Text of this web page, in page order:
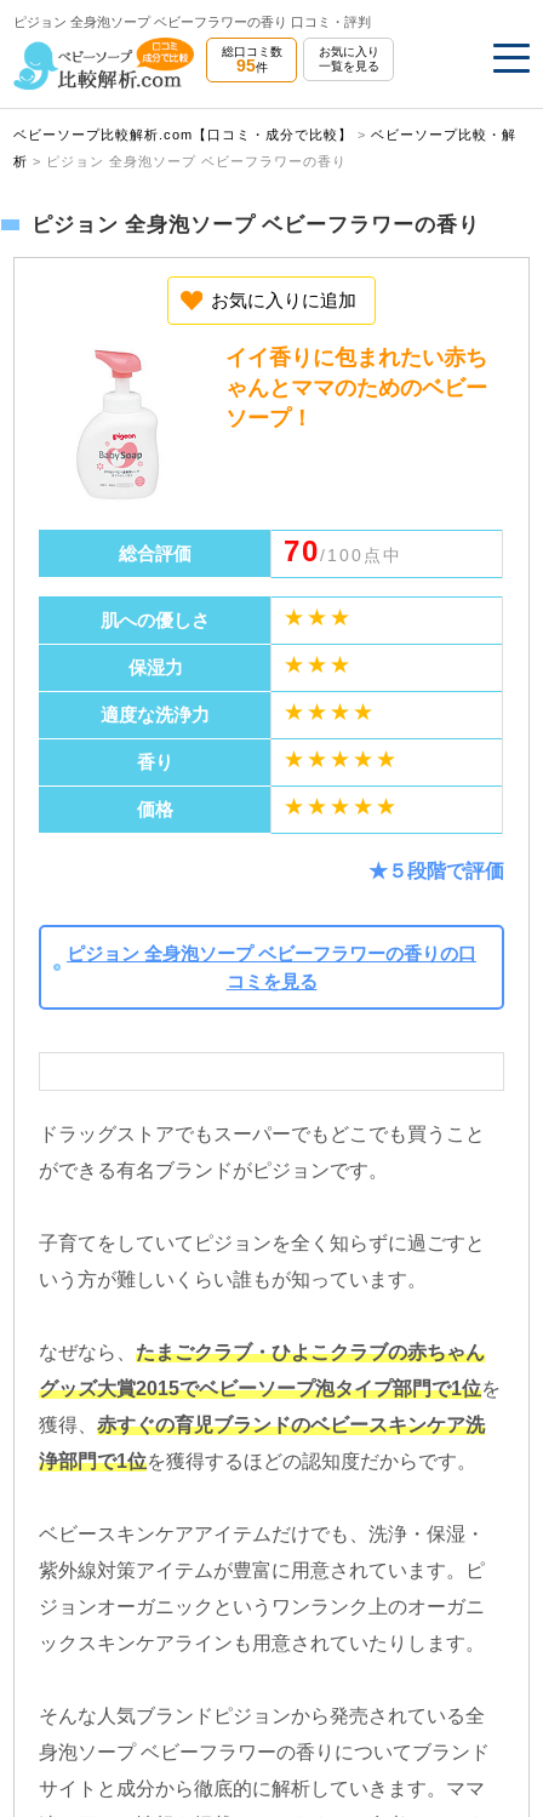
ピジョン 全身泡ソープ ベビーフラワーの香り 口コミ・評判
総口コミ数
95件
お気に入り
一覧を見る
ベビーソープ比較解析.com【口コミ・成分で比較】 >ベビーソープ比較・解
析 > ピジョン 全身泡ソープ ベビーフラワーの香り
ピジョン 全身泡ソープ ベビーフラワーの香り
お気に入りに追加
イイ香りに包まれたい赤ち
ゃんとママのためのベビー
ソープ！
総合評価 70/100点中
肌への優しさ ★★★
保湿力 ★★★
適度な洗浄力 ★★★★
香り ★★★★★
価格 ★★★★★
★５段階で評価
ピジョン 全身泡ソープ ベビーフラワーの香りの口
コミを見る
ドラッグストアでもスーパーでもどこでも買うこと
ができる有名ブランドがピジョンです。
子育てをしていてピジョンを全く知らずに過ごすと
いう方が難しいくらい誰もが知っています。
なぜなら、たまごクラブ・ひよこクラブの赤ちゃん
グッズ大賞2015でベビーソープ泡タイプ部門で1位を
獲得、赤すぐの育児ブランドのベビースキンケア洗
浄部門で1位を獲得するほどの認知度だからです。
ベビースキンケアアイテムだけでも、洗浄・保湿・
紫外線対策アイテムが豊富に用意されています。ピ
ジョンオーガニックというワンランク上のオーガニ
ックスキンケアラインも用意されていたりします。
そんな人気ブランドピジョンから発売されている全
身泡ソープ ベビーフラワーの香りについてブランド
サイトと成分から徹底的に解析していきます。ママ